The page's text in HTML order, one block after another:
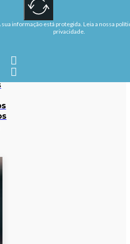
sua informação está protegida. Leia a nossa
privacidade.